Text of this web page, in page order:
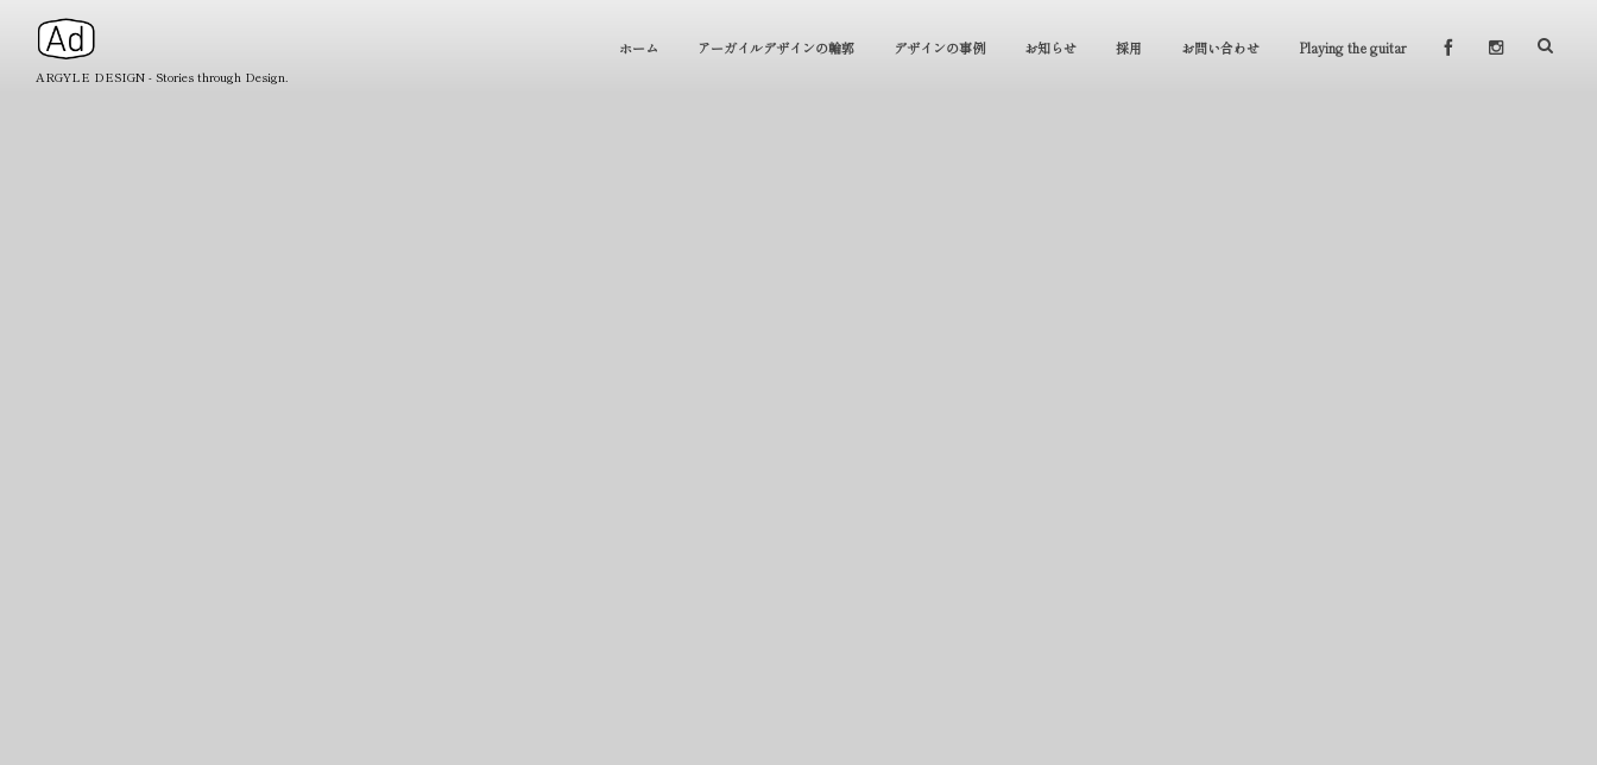
ARGYLE DESIGN - Stories through Design.
ホーム アーガイルデザインの輪郭 デザインの事例 お知らせ 採用 お問い合わせ Playing the guitar